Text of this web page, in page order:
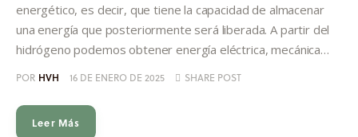
energético, es decir, que tiene la capacidad de almacenar
una energía que posteriormente será liberada. A partir del
hidrógeno podemos obtener energía eléctrica, mecánica…
POR HVH 16 DE ENERO DE 2025 SHARE POST
Leer Más